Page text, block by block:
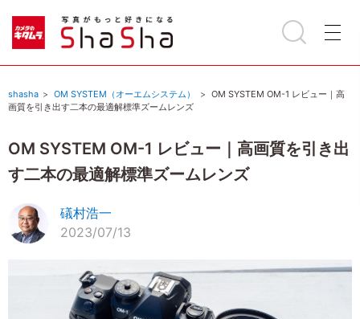
shasha OM SYSTEM（オーエムシステム）
OM SYSTEM OM-1 レビュー｜高
画質を引き出す二本の最適解標準ズームレンズ
OM SYSTEM OM-1 レビュー｜高画質を引き出
す二本の最適解標準ズームレンズ
礒村浩一
2023/07/13